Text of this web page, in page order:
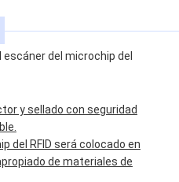
del microchip del
y sellado con seguridad
del RFID será colocado en
de materiales de